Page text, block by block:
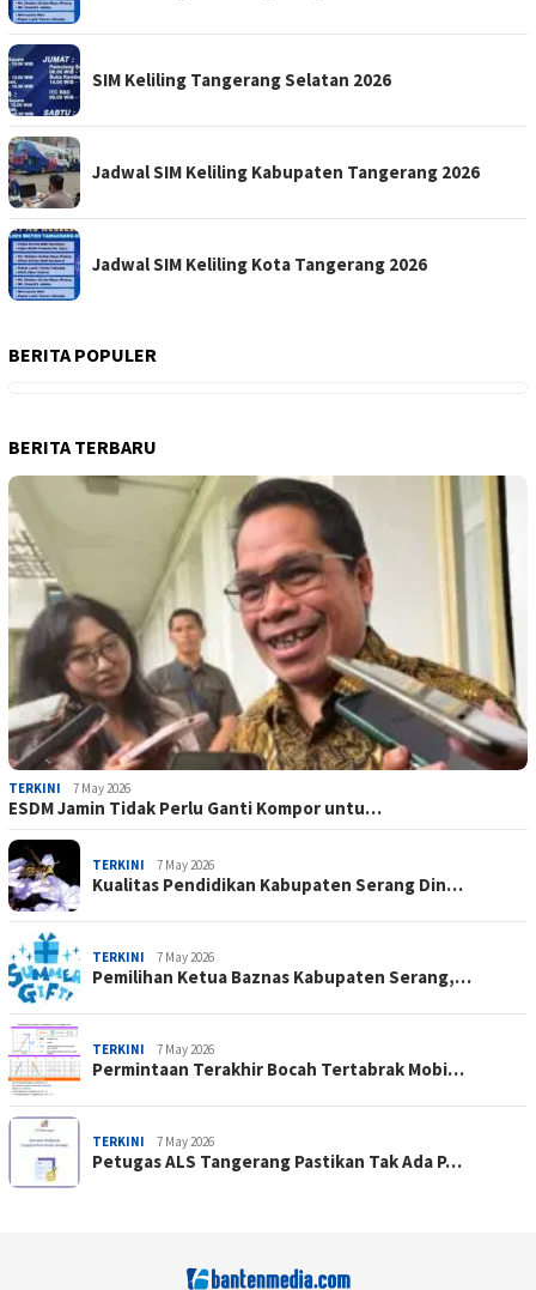
SIM Keliling Tangerang Selatan 2026
Jadwal SIM Keliling Kabupaten Tangerang 2026
Jadwal SIM Keliling Kota Tangerang 2026
BERITA POPULER
BERITA TERBARU
TERKINI 7 May 2026
ESDM Jamin Tidak Perlu Ganti Kompor untu…
TERKINI 7 May 2026
Kualitas Pendidikan Kabupaten Serang Din…
TERKINI 7 May 2026
Pemilihan Ketua Baznas Kabupaten Serang,…
TERKINI 7 May 2026
Permintaan Terakhir Bocah Tertabrak Mobi…
TERKINI 7 May 2026
Petugas ALS Tangerang Pastikan Tak Ada P…